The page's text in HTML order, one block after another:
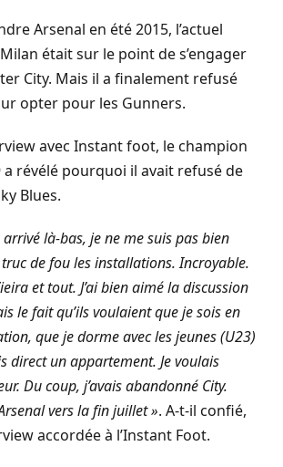
Arsenal en été 2015, l’actuel
Milan était sur le point de s’engager
City. Mais il a finalement refusé
opter pour les Gunners.
avec Instant foot, le champion
a révélé pourquoi il avait refusé de
Blues.
là-bas, je ne me suis pas bien
truc de fou les installations. Incroyable.
et tout. J’ai bien aimé la discussion
le fait qu’ils voulaient que je sois en
que je dorme avec les jeunes (U23)
direct un appartement. Je voulais
Du coup, j’avais abandonné City.
vers la fin juillet ». A-t-il confié,
accordée à l’Instant Foot.